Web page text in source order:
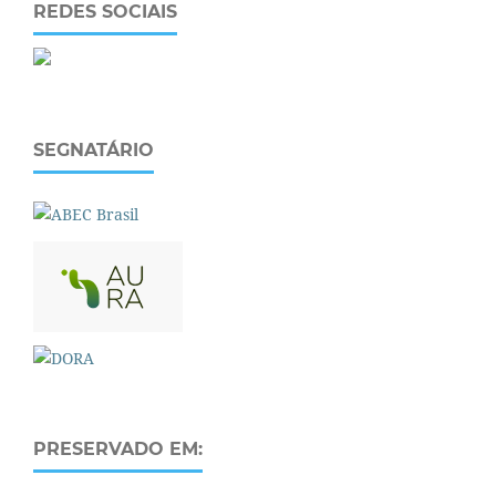
REDES SOCIAIS
SEGNATÁRIO
PRESERVADO EM: